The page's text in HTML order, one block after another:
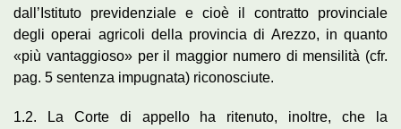
dall’Istituto previdenziale e cioè il contratto provinciale
degli operai agricoli della provincia di Arezzo, in quanto
«più vantaggioso» per il maggior numero di mensilità (cfr.
pag. 5 sentenza impugnata) riconosciute.
1.2. La Corte di appello ha ritenuto, inoltre, che la